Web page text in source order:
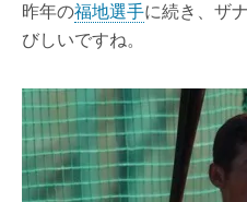
昨年の福地選手に続き、ザ
びしいですね。